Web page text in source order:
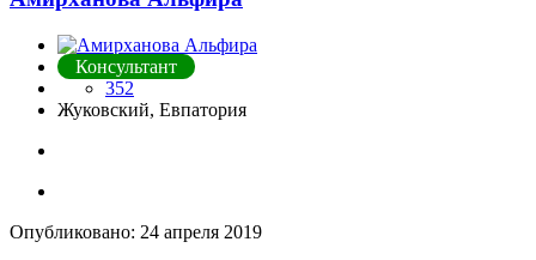
Консультант
352
Жуковский, Евпатория
Опубликовано: 24 апреля 2019